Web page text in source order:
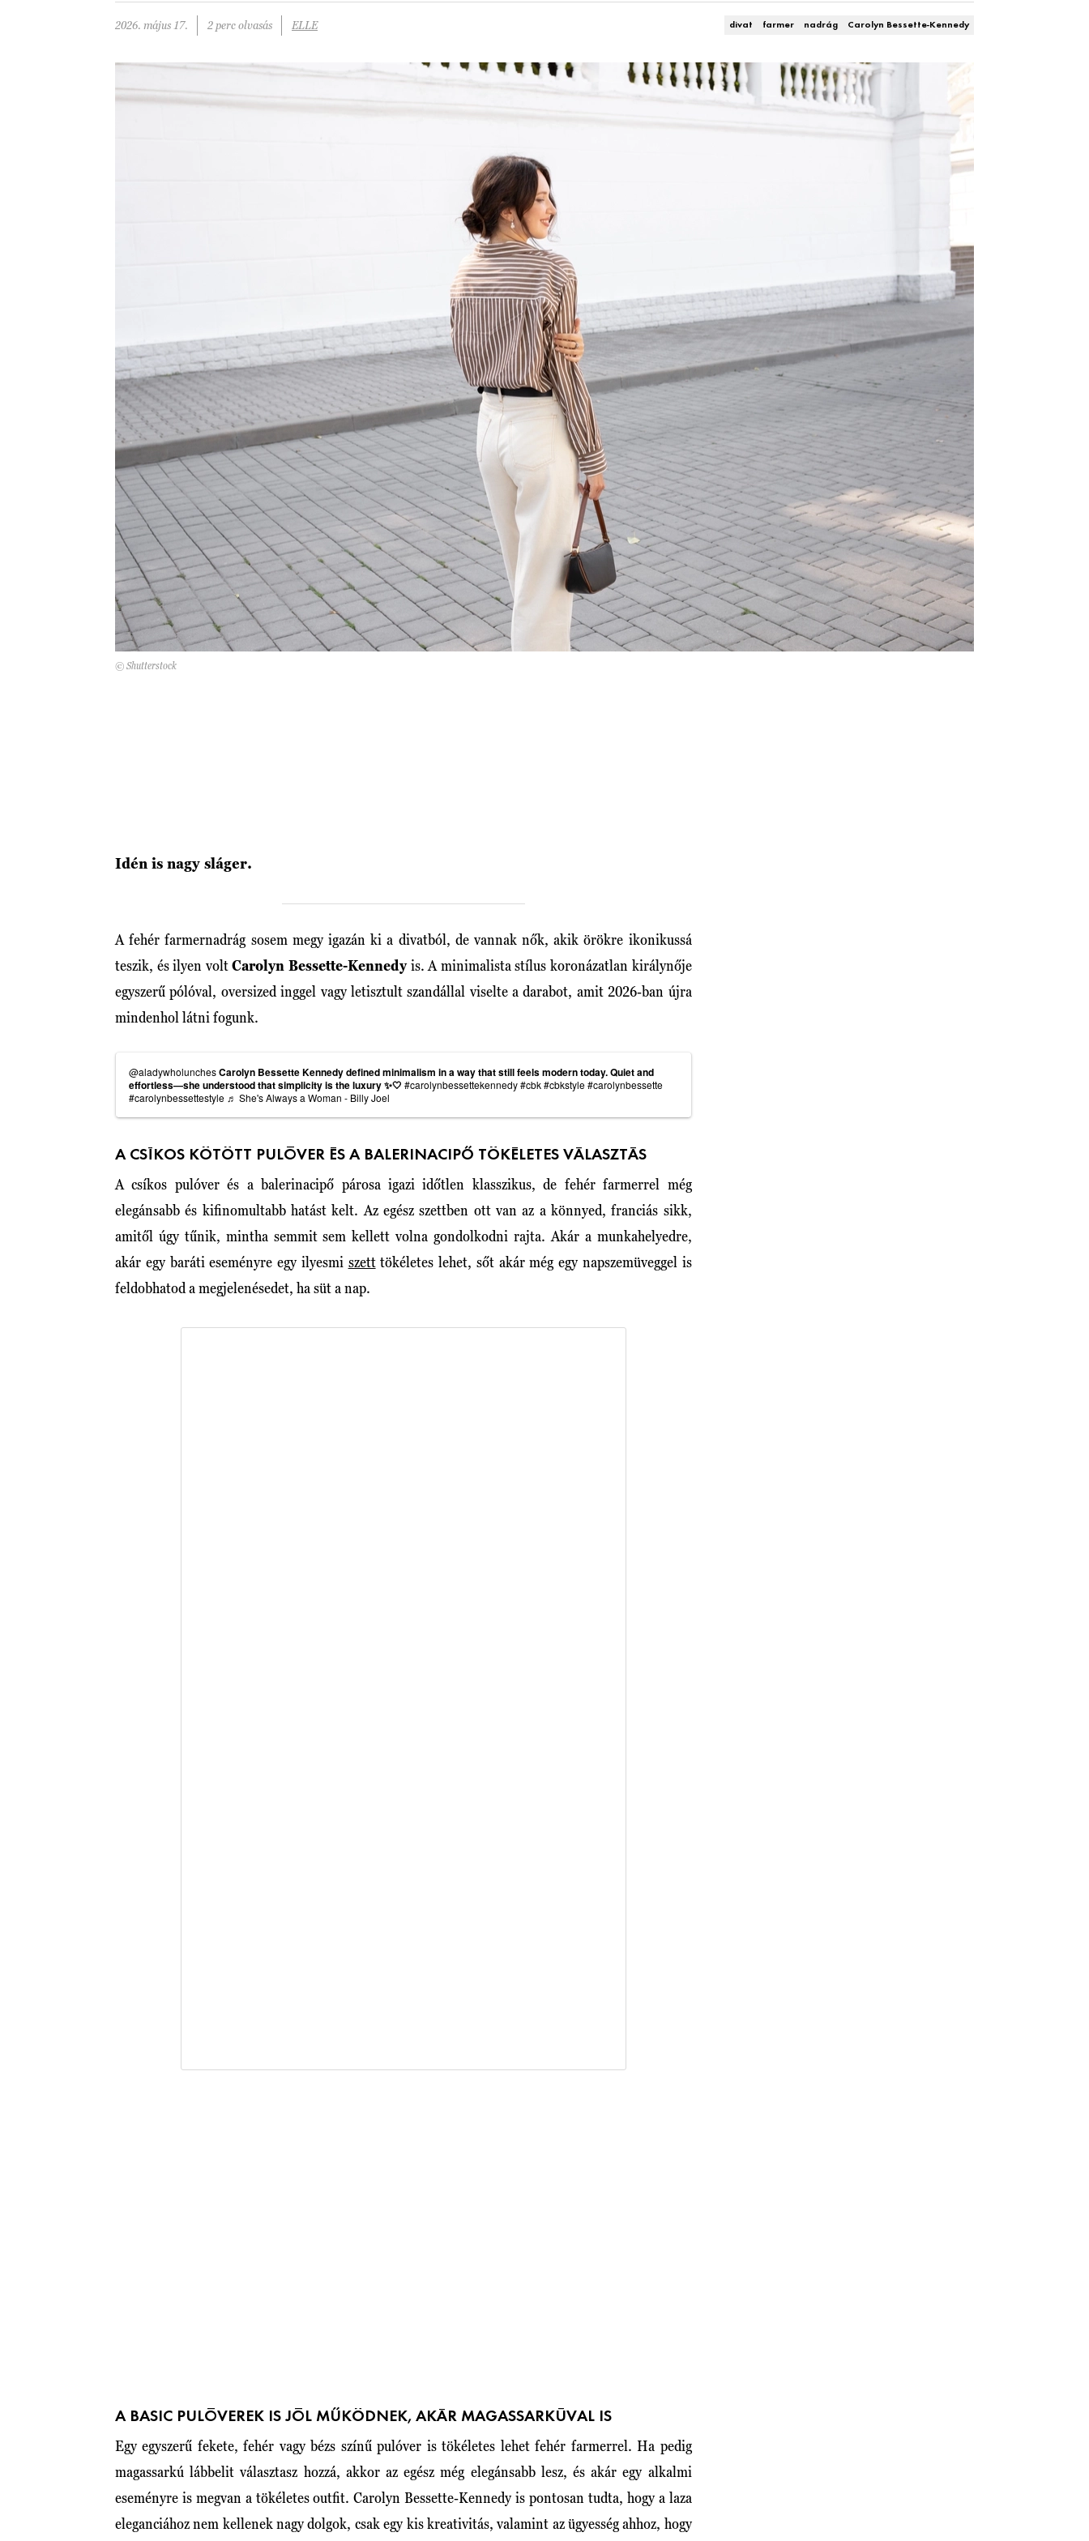
2026. május 17. 2 perc olvasás ELLE divat farmer nadrág Carolyn Bessette-Kennedy
© Shutterstock
Idén is nagy sláger.
A fehér farmernadrág sosem megy igazán ki a divatból, de vannak nők, akik örökre ikonikussá
teszik, és ilyen voltCarolyn Bessette-Kennedyis. A minimalista stílus koronázatlan királynője
egyszerű pólóval, oversized inggel vagy letisztult szandállal viselte a darabot, amit 2026-ban újra
mindenhol látni fogunk.
@aladywholunchesCarolyn Bessette Kennedy defined minimalism in a way that still feels modern today. Quiet and
effortless—she understood that simplicity is the luxury ✨🤍 #carolynbessettekennedy#cbk#cbkstyle#carolynbessette
#carolynbessettestyle ♬ She's Always a Woman - Billy Joel
A CSÍKOS KÖTÖTT PULÓVER ÉS A BALERINACIPŐ TÖKÉLETES VÁLASZTÁS
A csíkos pulóver és a balerinacipő párosa igazi időtlen klasszikus, de fehér farmerrel még
elegánsabb és kifinomultabb hatást kelt. Az egész szettben ott van az a könnyed, franciás sikk,
amitől úgy tűnik, mintha semmit sem kellett volna gondolkodni rajta. Akár a munkahelyedre,
akár egy baráti eseményre egy ilyesmi szetttökéletes lehet, sőt akár még egy napszemüveggel is
feldobhatod a megjelenésedet, ha süt a nap.
A BASIC PULÓVEREK IS JÓL MŰKÖDNEK, AKÁR MAGASSARKÚVAL IS
Egy egyszerű fekete, fehér vagy bézs színű pulóver is tökéletes lehet fehér farmerrel. Ha pedig
magassarkú lábbelit választasz hozzá, akkor az egész még elegánsabb lesz, és akár egy alkalmi
eseményre is megvan a tökéletes outfit. Carolyn Bessette-Kennedy is pontosan tudta, hogy a laza
eleganciához nem kellenek nagy dolgok, csak egy kis kreativitás, valamint az ügyesség ahhoz, hogy